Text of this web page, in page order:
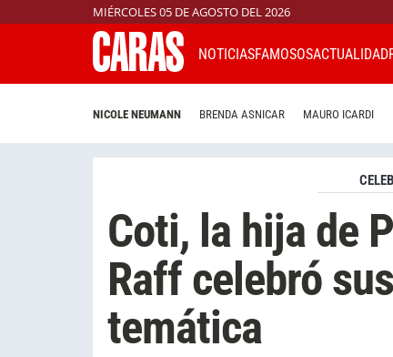
MIÉRCOLES 05 DE AGOSTO DEL 2026
NOTICIASFAMOSOSACTUALIDAD
NICOLE NEUMANN BRENDA ASNICAR MAURO ICARDI
Coti, la hija de
Raff celebró
temática